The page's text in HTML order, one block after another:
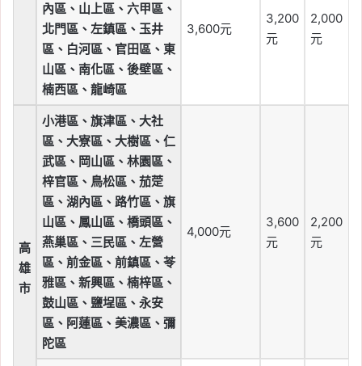
內區、山上區、六甲區、
北門區、左鎮區、玉井
區、白河區、官田區、東
山區、南化區、後壁區、
楠西區、龍崎區
3,600元
3,200
元
2,000
元
高
雄
市
小港區、旗津區、大社
區、大寮區、大樹區、仁
武區、岡山區、林園區、
梓官區、鳥松區、茄萣
區、湖內區、路竹區、旗
山區、鳳山區、橋頭區、
燕巢區、三民區、左營
區、前金區、前鎮區、苓
雅區、新興區、楠梓區、
鼓山區、鹽埕區、永安
區、阿蓮區、美濃區、彌
陀區
4,000元
3,600
元
2,200
元